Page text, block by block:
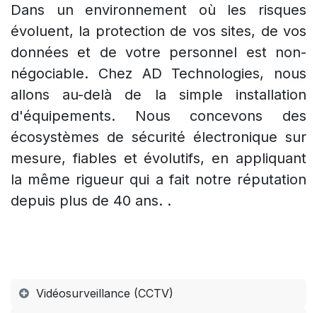
Dans un environnement où les risques
évoluent, la protection de vos sites, de vos
données et de votre personnel est non-
négociable. Chez AD Technologies, nous
allons au-delà de la simple installation
d'équipements. Nous concevons des
écosystèmes de sécurité électronique sur
mesure, fiables et évolutifs, en appliquant
la même rigueur qui a fait notre réputation
depuis plus de 40 ans. .
Vidéosurveillance (CCTV)